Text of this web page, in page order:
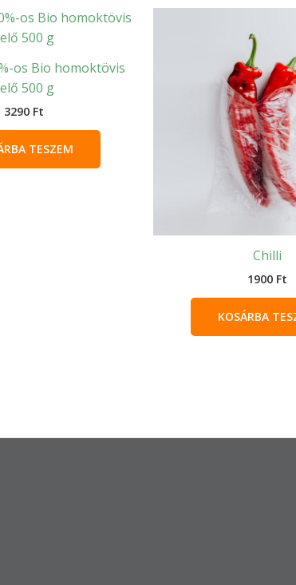
os Bio homoktövis
500 g
3290 Ft
TESZEM
Chilli
1900 Ft
KOSÁRBA